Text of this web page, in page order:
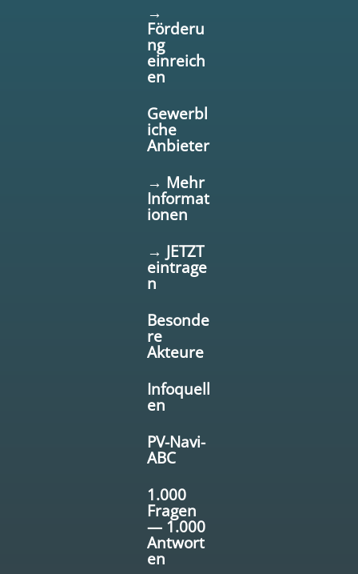
→
Förderu
ng
einreich
en
Gewerbl
iche
Anbieter
→ Mehr
Informat
ionen
→ JETZT
eintrage
n
Besonde
re
Akteure
Infoquell
en
PV-Navi-
ABC
1.000
Fragen
— 1.000
Antwort
en